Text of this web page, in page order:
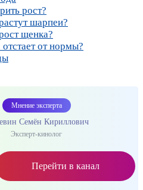
рост?
шарпеи?
щенка?
отстает от нормы?
Мнение эксперта
Семён Кириллович
Эксперт-кинолог
Перейти в канал